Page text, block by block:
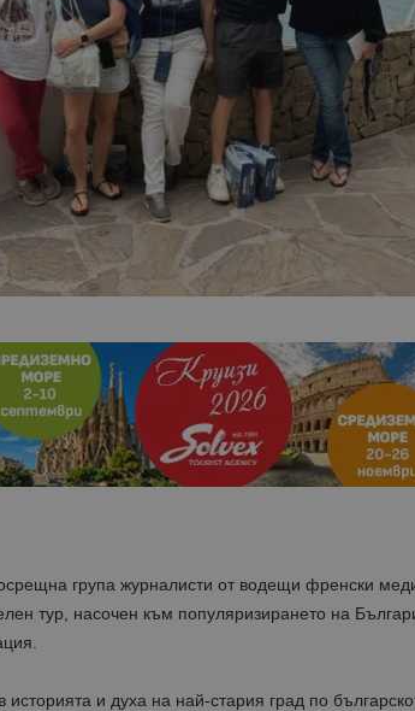
група журналисти от водещи френски
тур, насочен към популяризирането на
историята и духа на най-стария град по